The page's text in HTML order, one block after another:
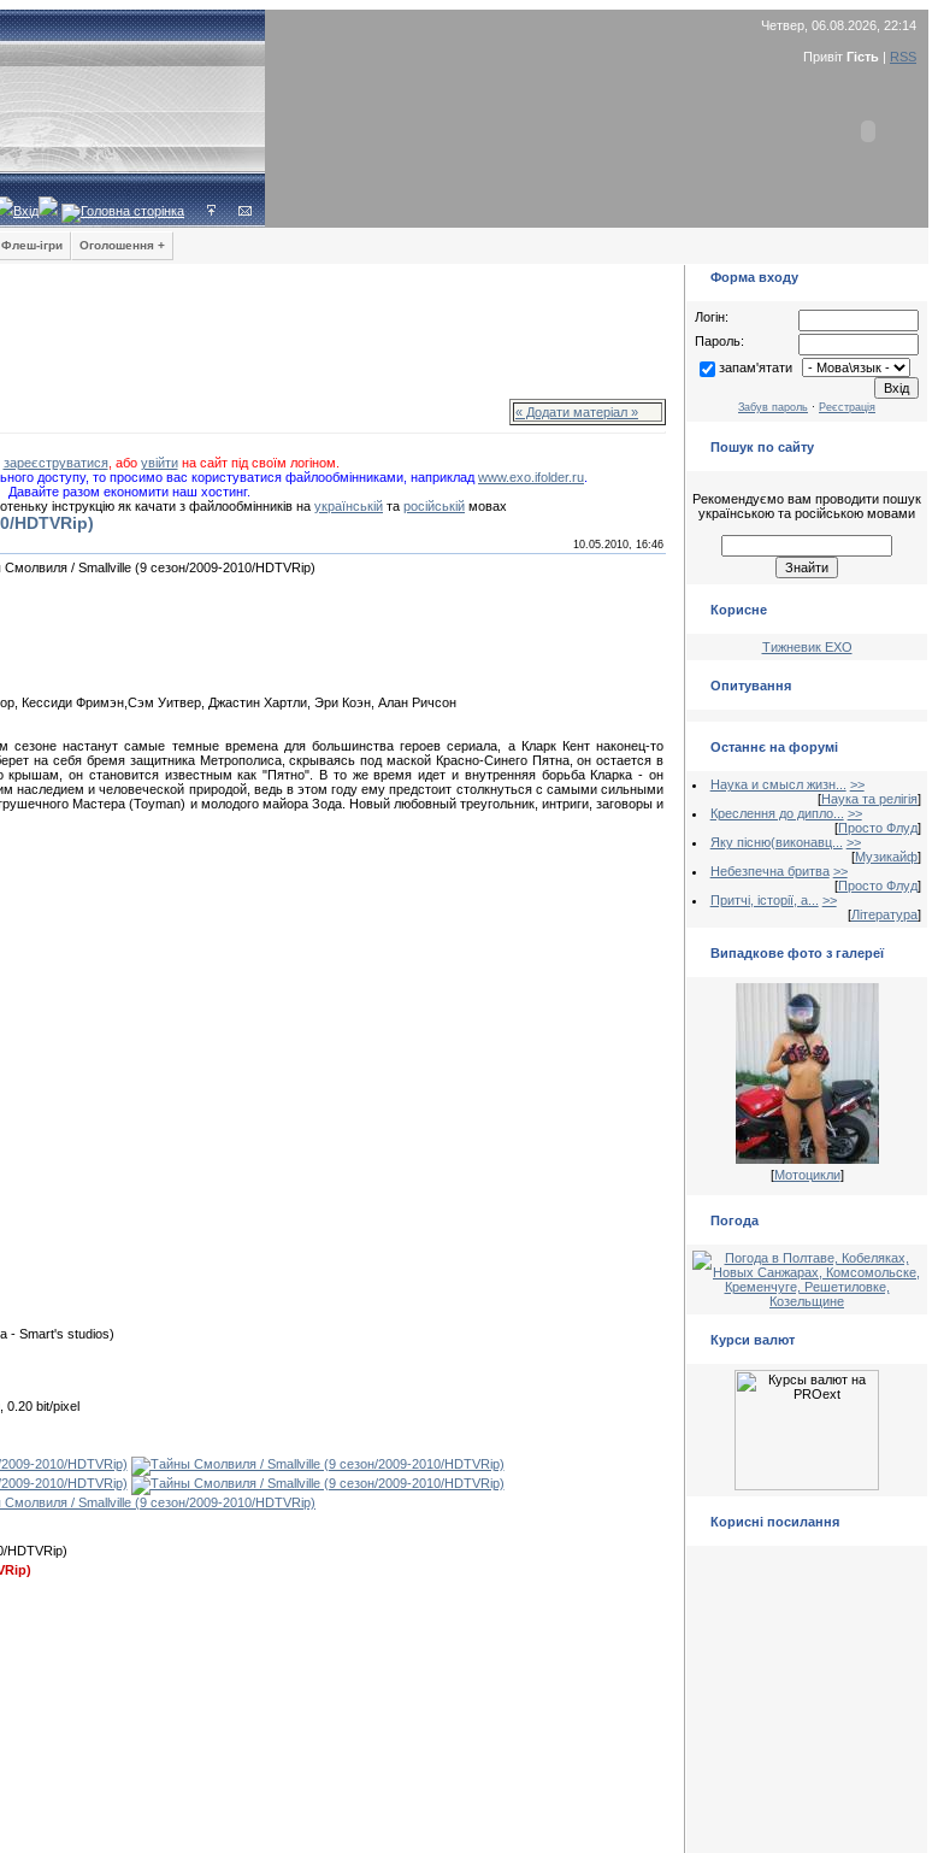
Четвер, 06.08.2026, 22:14
Привіт Гість | RSS
Вхід
Флеш-ігри Оголошення +
« Додати матеріал »
зареєструватися, або увійтина сайт під своїм логіном.
доступу, то просимо вас користуватися файлообмінниками, наприклад www.exo.ifolder.ru
Давайте разом економити наш хостинг.
інструкцію як качати з файлообмінників на українській та російській мовах
HDTVRip)
10.05.2010, 16:46
Кессиди Фримэн,Сэм Уитвер, Джастин Хартли, Эри Коэн, Алан Ричсон
сезоне настанут самые темные времена для большинства героев сериала, а Кларк Кент наконец-то
на себя бремя защитника Метрополиса, скрываясь под маской Красно-Синего Пятна, он остается в
крышам, он становится известным как "Пятно". В то же время идет и внутренняя борьба Кларка - он
наследием и человеческой природой, ведь в этом году ему предстоит столкнуться с самыми сильными
Мастера (Toyman) и молодого майора Зода. Новый любовный треугольник, интриги, заговоры и
- Smart's studios)
0.20 bit/pixel
Форма входу
Логін:
Пароль:
запам'ятати
Забув пароль · Реєстрація
Пошук по сайту
Рекомендуємо вам проводити пошук
українською та російською мовами
Корисне
Тижневик ЕХО
Опитування
Останнє на форумі
Наука и смысл жизн...
>>
[Наука та релігія]
Креслення до дипло...
>>
[Просто Флуд]
Яку пісню(виконавц...
>>
[Музикайф]
Небезпечна бритва >>
[Просто Флуд]
Притчі, історії, а...
>>
[Література]
Випадкове фото з галереї
[Мотоцикли]
Погода
Курси валют
Корисні посилання